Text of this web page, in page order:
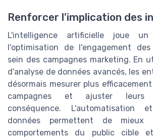
Renforcer l'implication des
L'intelligence artificielle joue
l'optimisation de l'engagement
sein des campagnes marketing. En
d'analyse de données avancés, les
désormais mesurer plus
campagnes et ajuster leurs
conséquence. L'automatisation
données permettent de mieux
comportements du public cible